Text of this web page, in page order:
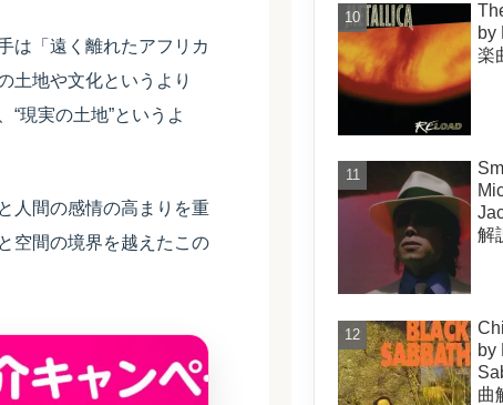
は「遠く離れたアフリカ
土地や文化というより
現実の土地”というよ
人間の感情の高まりを重
空間の境界を越えたこの
by
楽
解
by
曲